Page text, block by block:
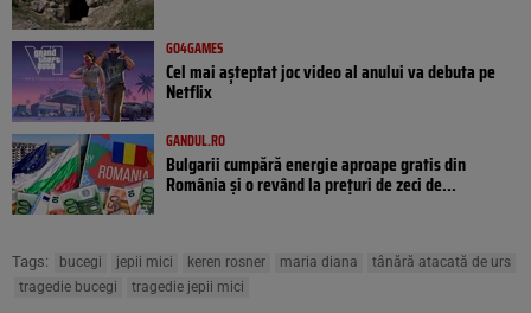
GO4GAMES
Cel mai așteptat joc video al anului va debuta pe
Netflix
GANDUL.RO
Bulgarii cumpără energie aproape gratis din
România și o revând la prețuri de zeci de...
Tags: bucegi jepii mici keren rosner maria diana
tânără atacată de urs
tragedie bucegi
tragedie jepii mici